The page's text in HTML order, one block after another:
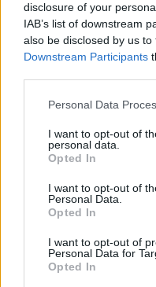
disclosure of your
IAB’s list of downstream
also be disclosed by us
Downstream Participants
Personal Data
I want to opt-out of
personal data.
Opted In
I want to opt-out of
Personal Data.
Opted In
I want to opt-out of
Personal Data for
Opted In
byloje į laisvę paleistas